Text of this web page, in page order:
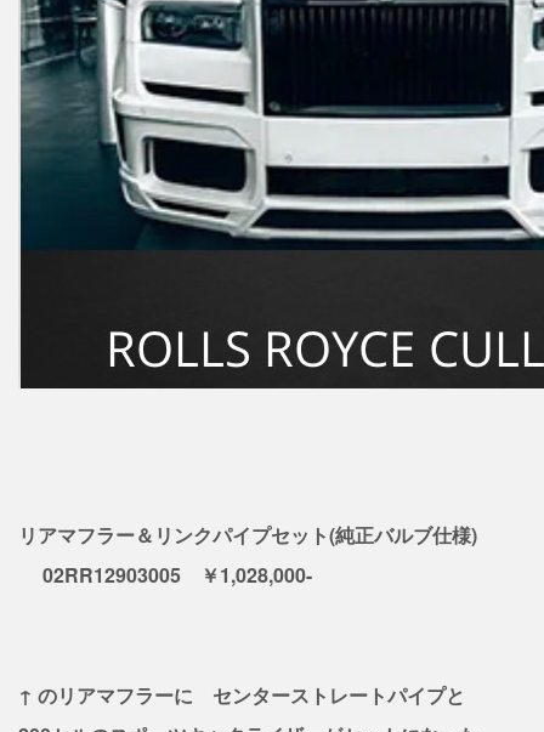
リアマフラー＆リンクパイプセット(純正バルブ仕様)
02RR12903005 ￥1,028,000-
↑ のリアマフラーに センターストレートパイプと